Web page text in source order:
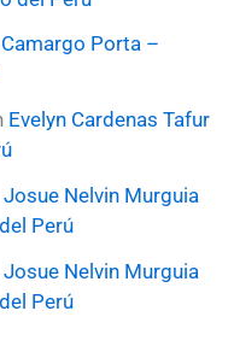
Porta –
Evelyn Cardenas Tafur
Josue Nelvin Murguia
Perú
Josue Nelvin Murguia
Perú